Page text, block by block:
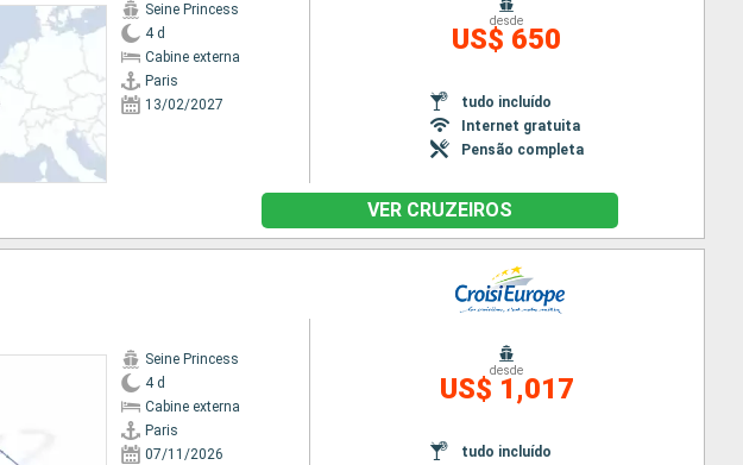
Seine Princess
4 d
Cabine externa
Paris
13/02/2027
desde
US$ 650
tudo incluído
Internet gratuita
Pensão completa
VER CRUZEIROS
Seine Princess
4 d
Cabine externa
Paris
07/11/2026
desde
US$ 1,017
tudo incluído